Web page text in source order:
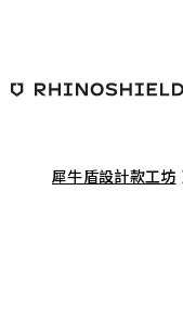
犀牛盾設計款工坊